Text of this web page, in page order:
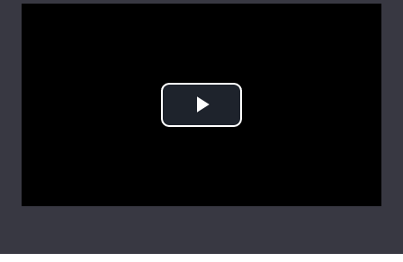
Відео з Youtube Статті
Вакансії
Play